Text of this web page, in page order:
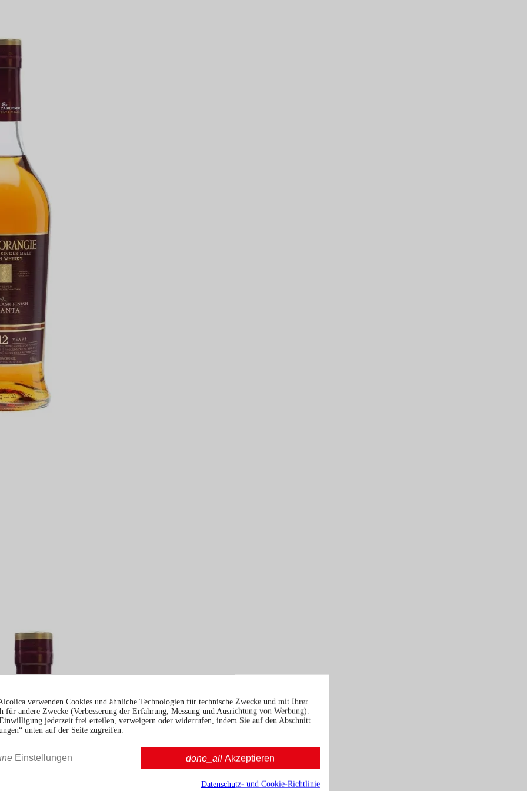
verwenden Cookies und ähnliche Technologien für technische Zwecke und mit Ihrer
für andere Zwecke (Verbesserung der Erfahrung, Messung und Ausrichtung von Werbung).
jederzeit frei erteilen, verweigern oder widerrufen, indem Sie auf den Abschnitt
unten auf der Seite zugreifen.
Einstellungen done_all Akzeptieren
Datenschutz- und Cookie-Richtlinie